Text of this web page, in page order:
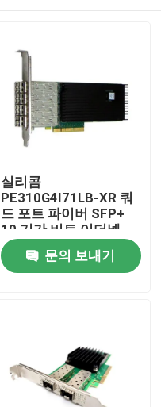
실리콤
PE310G4I71LB-XR 쿼
드 포트 파이버 SFP+
10 기가 비트 이더넷
PCI 익스프레스 서버 어
댑터 인텔®
FTXL710BM1 기반
문의 보내기